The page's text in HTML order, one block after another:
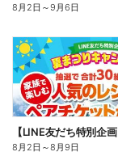
8月2日 ～9月6日
8月2日 ～8月9日